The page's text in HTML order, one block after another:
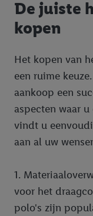
De juiste
kopen
Het kopen van
een ruime
aankoop een
aspecten waar
vindt u
aan al uw
1.
voor het
polo's zijn
diensten worden
gehashte e-mailadres
SA beschikt,
kunnen worden
Onder “Aanpassen”
meer informatie
Door op “weigeren”
noodzakelijke
klikken, stemt u in
toestemming te
trekken, vindt u in
impressum hier.